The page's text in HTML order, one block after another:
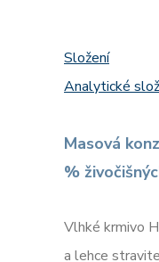
Složení
Analytické
Masová
%
Vlhké krmivo
a lehce